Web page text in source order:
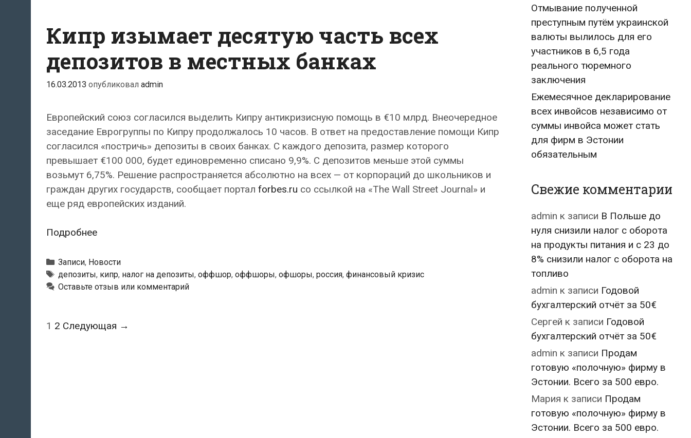
банковские
вклады
Кипр изымает десятую часть всех
депозитов в местных банках
16.03.2013 опубликовал admin
Европейский союз согласился выделить Кипру антикризисную помощь в €10 млрд. Внеочередное
заседание Еврогруппы по Кипру продолжалось 10 часов. В ответ на предоставление помощи Кипр
согласился «постричь» депозиты в своих банках. С каждого депозита, размер которого
превышает €100 000, будет единовременно списано 9,9%. С депозитов меньше этой суммы
возьмут 6,75%. Решение распространяется абсолютно на всех — от корпораций до школьников и
граждан других государств, сообщает портал forbes.ru со ссылкой на «The Wall Street Journal» и
еще ряд европейских изданий.
ПодробнееКипр
десятую
часть
всех
местных
Рубрики
Записи, Новости
Метки
депозиты, кипр, налог на депозиты, оффшор, оффшоры, офшоры, россия, финансовый кризис
Оставьте отзыв или комментарий
Навигация
1 2 Следующая →
Отмывание полученной
преступным путём украинской
валюты вылилось для его
участников в 6,5 года
реального тюремного
заключения
Ежемесячное декларирование
всех инвойсов независимо от
суммы инвойса может стать
для фирм в Эстонии
обязательным
Свежие комментарии
admin к записи В Польше до
нуля снизили налог с оборота
на продукты питания и с 23 до
8% снизили налог с оборота на
топливо
admin к записи Годовой
бухгалтерский отчёт за 50€
Сергей к записи Годовой
бухгалтерский отчёт за 50€
admin к записи Продам
готовую «полочную» фирму в
Эстонии. Всего за 500 евро.
Мария к записи Продам
готовую «полочную» фирму в
Эстонии. Всего за 500 евро.